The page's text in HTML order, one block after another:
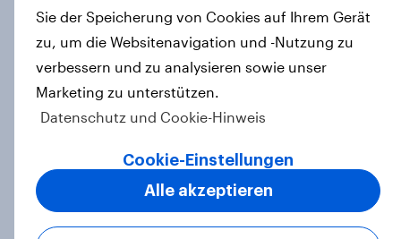
Preisaufschlägen zurückhaltender
werden
Artikel
Searching for answers: How AI is
changing online discovery in 2026
Sie der Speicherung von Cookies auf Ihrem Gerät
zu, um die Websitenavigation und -Nutzung zu
verbessern und zu analysieren sowie unser
Marketing zu unterstützen.
Datenschutz und Cookie-Hinweis
Cookie-Einstellungen
Alle akzeptieren